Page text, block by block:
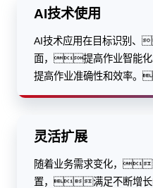
AI技术使用
AI技术应用在目标识别
面，提高作业智能
提高作业准确性和效率
灵活扩展
随着业务需求变化，
置，满足不断增